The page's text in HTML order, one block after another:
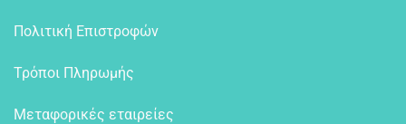
Πολιτική Επιστροφών
Τρόποι Πληρωμής
Μεταφορικές εταιρείες